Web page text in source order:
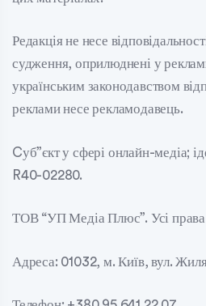
Редакція не несе
судження, оприлюднені у
українським законодавством
реклами несе рекламодавець.
Cуб”єкт у сфері онлайн-медіа;
R40-02280.
ТОВ “УП Медіа Плюс”. Усі права
Адреса: 01032, м. Київ, вул.